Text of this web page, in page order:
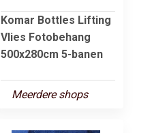
Komar Bottles Lifting
Vlies Fotobehang
500x280cm 5-banen
Meerdere shops